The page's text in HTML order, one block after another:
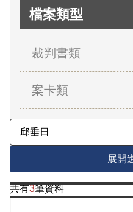
新生訓導處
關於我們
意見信箱
檔案類型
裁判書類
案卡類
展開
共有3筆資料